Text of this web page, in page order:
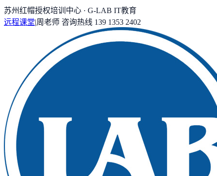
苏州红帽授权培训中心 · G-LAB IT教育
远程课堂|周老师 咨询热线 139 1353 2402